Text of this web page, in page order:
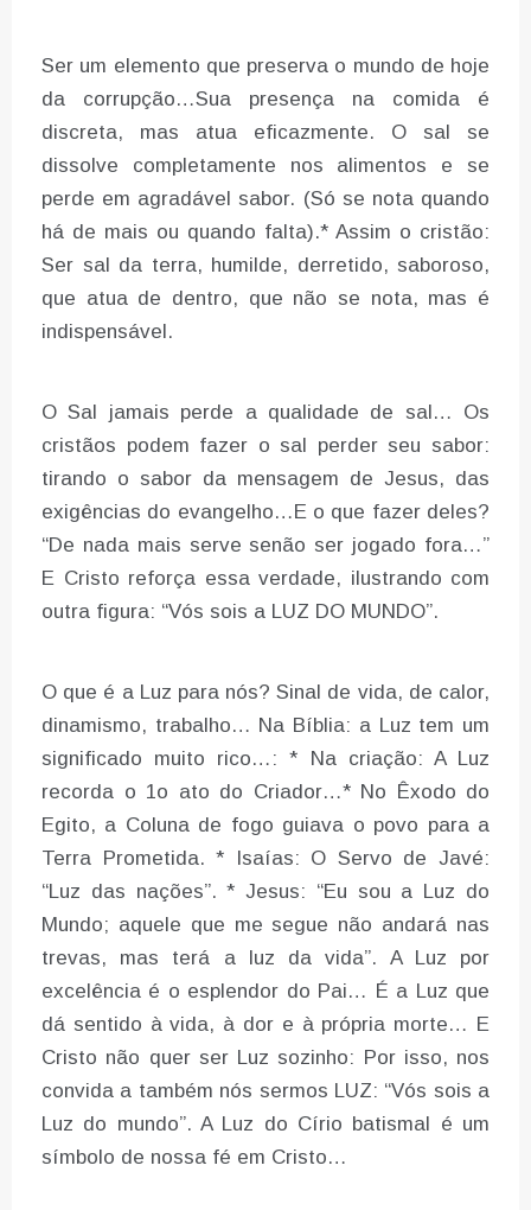
Ser um elemento que preserva o mundo de hoje
da corrupção…Sua presença na comida é
discreta, mas atua eficazmente. O sal se
dissolve completamente nos alimentos e se
perde em agradável sabor. (Só se nota quando
há de mais ou quando falta).* Assim o cristão:
Ser sal da terra, humilde, derretido, saboroso,
que atua de dentro, que não se nota, mas é
indispensável.
O Sal jamais perde a qualidade de sal… Os
cristãos podem fazer o sal perder seu sabor:
tirando o sabor da mensagem de Jesus, das
exigências do evangelho…E o que fazer deles?
“De nada mais serve senão ser jogado fora…”
E Cristo reforça essa verdade, ilustrando com
outra figura: “Vós sois a LUZ DO MUNDO”.
O que é a Luz para nós? Sinal de vida, de calor,
dinamismo, trabalho… Na Bíblia: a Luz tem um
significado muito rico…: * Na criação: A Luz
recorda o 1o ato do Criador…* No Êxodo do
Egito, a Coluna de fogo guiava o povo para a
Terra Prometida. * Isaías: O Servo de Javé:
“Luz das nações”. * Jesus: “Eu sou a Luz do
Mundo; aquele que me segue não andará nas
trevas, mas terá a luz da vida”. A Luz por
excelência é o esplendor do Pai… É a Luz que
dá sentido à vida, à dor e à própria morte… E
Cristo não quer ser Luz sozinho: Por isso, nos
convida a também nós sermos LUZ: “Vós sois a
Luz do mundo”. A Luz do Círio batismal é um
símbolo de nossa fé em Cristo…